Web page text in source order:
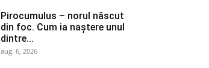
Pirocumulus – norul născut
din foc. Cum ia naștere unul
dintre...
aug. 6, 2026